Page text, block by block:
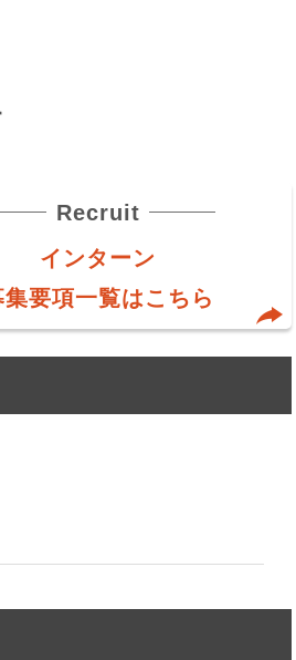
Recruit
インターン
集要項一覧はこちら